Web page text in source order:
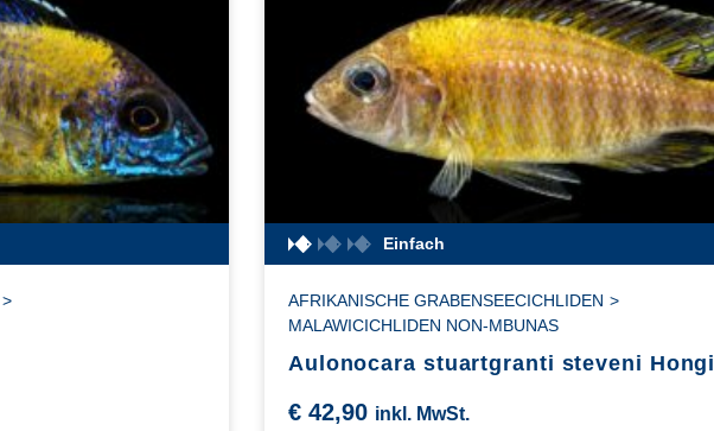
>
Einfach
AFRIKANISCHE GRABENSEECICHLIDEN >
MALAWICICHLIDEN NON-MBUNAS
Aulonocara stuartgranti steveni Hongi
€42,90 inkl. MwSt.